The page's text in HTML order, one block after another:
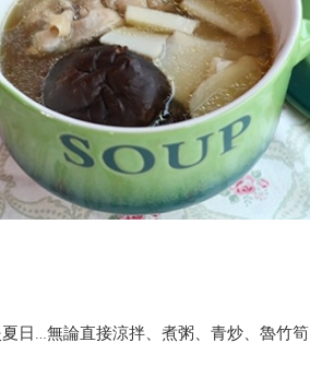
日…無論直接涼拌、煮粥、青炒、魯竹筍